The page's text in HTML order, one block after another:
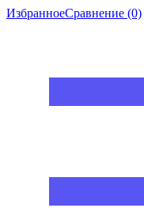
ИзбранноеСравнение (0)